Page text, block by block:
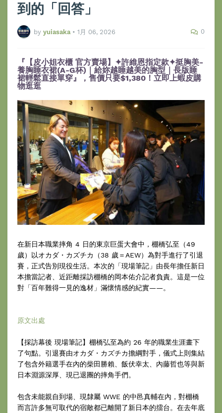
到的「回答」
by yuiasaka • 1月 06, 2026 0
『【皮小姐衣櫃 官方賣場】✦許維恩指定款✦挺胸美-
養胸睡衣裙(A-G杯)｜給妳越睡越美的胸型｜長版睡
裙輕鬆直接單穿』，售價只要$1,380！立即上蝦皮購
物逛逛
在新日本職業摔角 4 日的東京巨蛋大會中，棚橋弘至（49
歲）以オカダ・カズチカ（38 歲＝AEW）為對手進行了引退
賽，正式告別現役生活。本次的「現場筆記」由長年擔任新日
本擔當記者、近距離採訪棚橋的岡本佑介記者負責。這是一位
對「百年難得一見的逸材」滿懷情感的紀實——。
原文出處
【採訪幕後 現場筆記】棚橋弘至為約 26 年的職業生涯畫下
了句點。引退賽由オカダ・カズチカ擔綱對手，儀式上則集結
了包含外籍選手在內的柴田勝賴、飯伏幸太、內藤哲也等與新
日本淵源深厚、現已退團的摔角手們。
包含未能親自到場、現隸屬 WWE 的中邑真輔在內，對棚橋
而言許多無可取代的宿敵都已離開了新日本的擂台。在去年底